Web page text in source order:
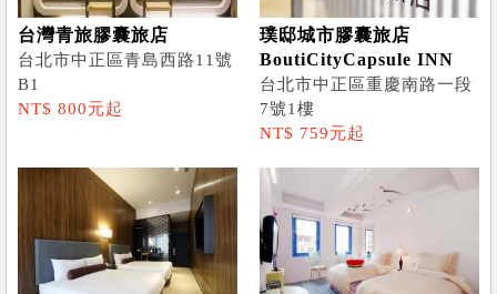
台灣青旅膠囊旅店
台北市中正區青島西路11號
B1
NT$ 800元起
璞邸城市膠囊旅店
BoutiCityCapsule INN
台北市中正區重慶南路一段
7號1樓
NT$ 759元起